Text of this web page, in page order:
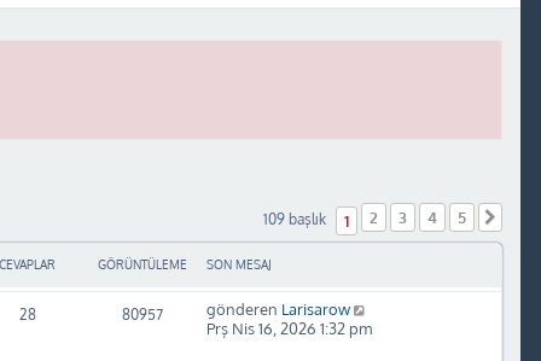
109 başlık 1 2 3 4 5
CEVAPLAR GÖRÜNTÜLEME SON MESAJ
28 80957 gönderen Larisarow
Prş Nis 16, 2026 1:32 pm